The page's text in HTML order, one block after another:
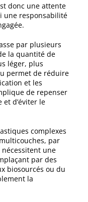
donc une attente
une responsabilité
par plusieurs
la quantité de
léger, plus
permet de réduire
et les
de repenser
et d’éviter le
complexes
par
une
par des
biosourcés ou du
la